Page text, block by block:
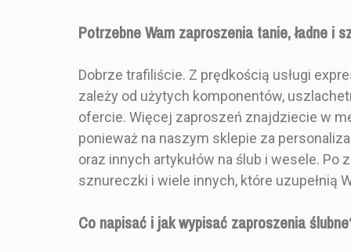
Potrzebne Wam zaproszenia tanie, ładne i
Dobrze trafiliście. Z prędkością usługi
zależy od użytych komponentów,
ofercie. Więcej zaproszeń znajdziecie w
ponieważ na naszym sklepie za
oraz innych artykułów na ślub i wesele. Po
sznureczki i wiele innych, które uzupełnią
Co napisać i jak wypisać zaproszenia
- Złocenie
Zdobione
ślubne z
drukowane
papierze o
300g.
trzy, również
kwiatów.
jest